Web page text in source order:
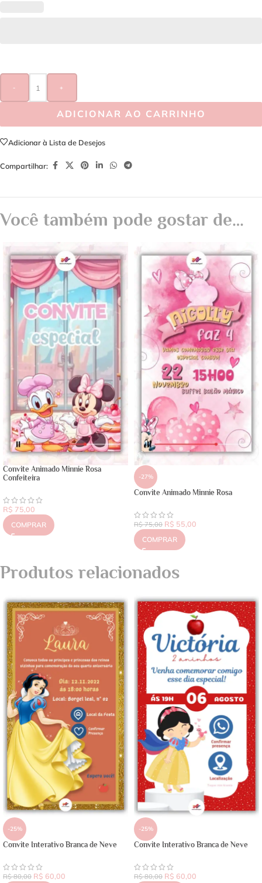
- +
ADICIONAR AO CARRINHO
Adicionar à Lista de Desejos
Compartilhar:
Você também pode gostar de…
Convite Animado Minnie Rosa
Confeiteira
R$ 75,00
COMPRAR
-27%
Convite Animado Minnie Rosa
R$75,00 R$ 55,00
COMPRAR
Produtos relacionados
-25%
Convite Interativo Branca de Neve
R$80,00 R$ 60,00
-25%
Convite Interativo Branca de Neve
R$80,00 R$ 60,00